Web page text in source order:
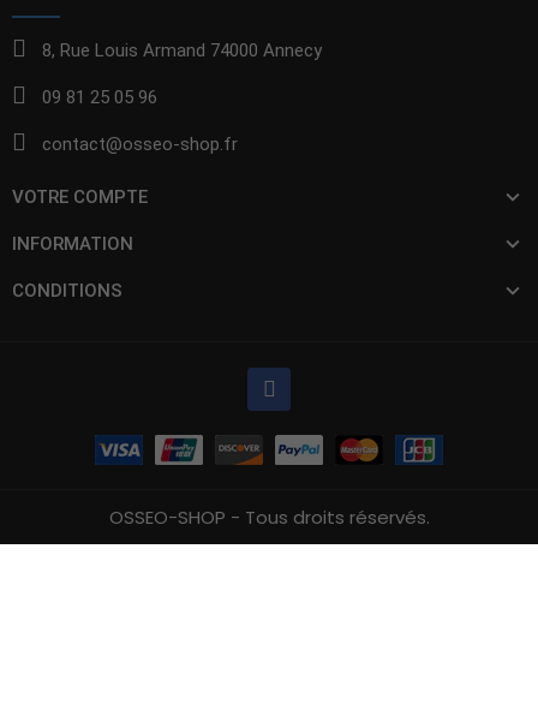
8, Rue Louis Armand 74000 Annecy
09 81 25 05 96
contact@osseo-shop.fr
VOTRE COMPTE
INFORMATION
CONDITIONS
OSSEO-SHOP - Tous droits réservés.